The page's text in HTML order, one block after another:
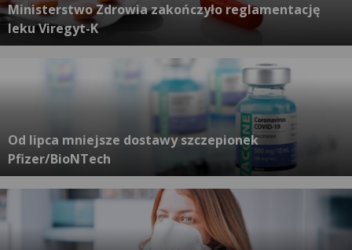
Ministerstwo Zdrowia zakończyło reglamentację
leku Viregyt-K
Od lipca mniejsze dostawy szczepionek
Pfizer/BioNTech